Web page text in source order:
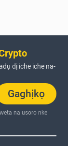
dị iche iche na-
Gaghịkọ
na usoro nke